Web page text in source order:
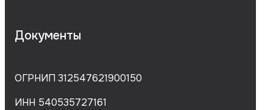
Документы
ОГРНИП 312547621900150
ИНН 540535727161